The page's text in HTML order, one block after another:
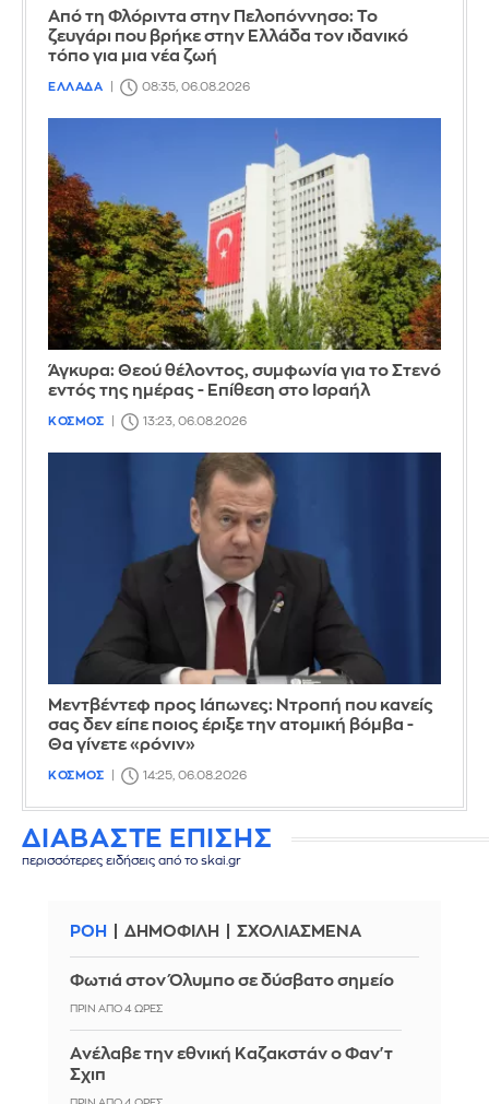
Από τη Φλόριντα στην Πελοπόννησο: Το
ζευγάρι που βρήκε στην Ελλάδα τον ιδανικό
τόπο για μια νέα ζωή
ΕΛΛΑΔΑ 08:35, 06.08.2026
Άγκυρα: Θεού θέλοντος, συμφωνία για το Στενό
εντός της ημέρας - Επίθεση στο Ισραήλ
ΚΟΣΜΟΣ 13:23, 06.08.2026
Μεντβέντεφ προς Ιάπωνες: Ντροπή που κανείς
σας δεν είπε ποιος έριξε την ατομική βόμβα -
Θα γίνετε «ρόνιν»
ΚΟΣΜΟΣ 14:25, 06.08.2026
ΔΙΑΒΑΣΤΕ ΕΠΙΣΗΣ
περισσότερες ειδήσεις από το skai.gr
ΡΟΗ ΔΗΜΟΦΙΛΗ ΣΧΟΛΙΑΣΜΕΝΑ
Φωτιά στον Όλυμπο σε δύσβατο σημείο
ΠΡΙΝ ΑΠΌ 4 ΏΡΕΣ
Aνέλαβε την εθνική Καζακστάν ο Φαν'τ
Σχιπ